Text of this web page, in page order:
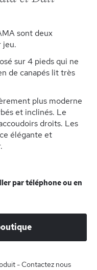
sont deux
jeu.
sur 4 pieds qui ne
de canapés lit très
plus moderne
et inclinés. Le
droits. Les
élégante et
par téléphone ou en
- Contactez nous